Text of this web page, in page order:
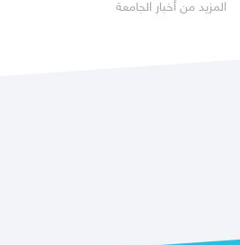
المزيد من أخبار الجامعة